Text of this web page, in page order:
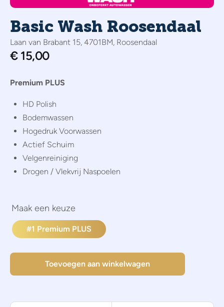
Basic Wash Roosendaal
Laan van Brabant 15, 4701BM, Roosendaal
Premium PLUS
HD Polish
Bodemwassen
Hogedruk Voorwassen
Actief Schuim
Velgenreiniging
Drogen / Vlekvrij Naspoelen
€15,00
#1 Premium PLUS
Toevoegen aan winkelwagen